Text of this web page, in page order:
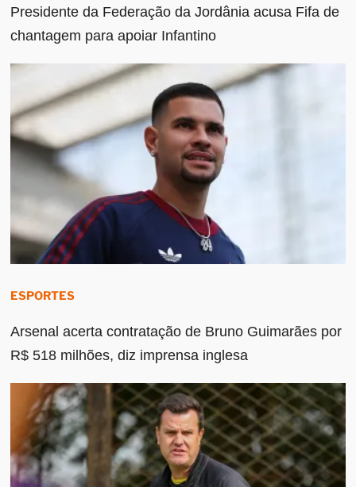
Presidente da Federação da Jordânia acusa Fifa de
chantagem para apoiar Infantino
ESPORTES
Arsenal acerta contratação de Bruno Guimarães por
R$ 518 milhões, diz imprensa inglesa